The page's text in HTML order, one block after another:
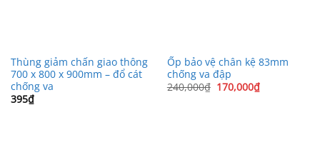
Thùng giảm chấn giao thông
700 x 800 x 900mm – đổ cát
chống va
395₫
Ốp bảo vệ chân kệ 83mm
chống va đập
240,000₫ Giá
gốc
170,000₫Giá
hiện